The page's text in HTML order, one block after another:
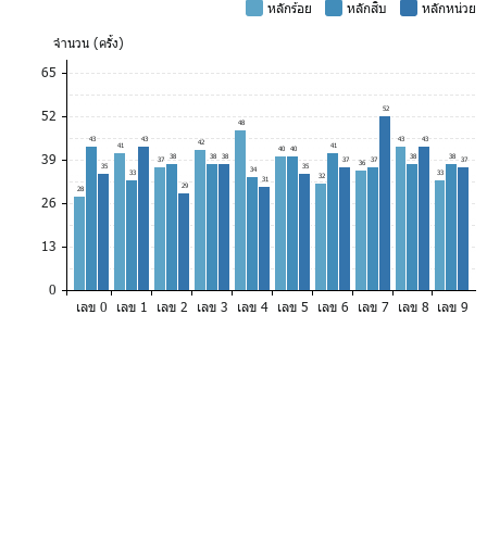
หลักร้อย หลักสิบ
หลักหน่วย
จำนวน (ครั้ง)
65
52
39
26
13
0
28
43
35
41
33
43
37 38
29
42
38
38
48
34
31
40 40
35
32
41
37
36 37
52
43
38
43
33
38 37
เลข 0 เลข 1 เลข 2 เลข 3 เลข 4 เลข 5 เลข 6 เลข 7 เลข 8 เลข 9